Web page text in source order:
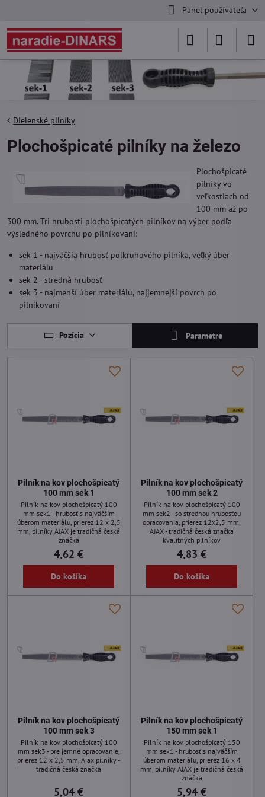
Panel používateľa
Dielenské pilníky
Plochošpicaté pilníky na železo
Plochošpicaté
pilníky vo
veľkostiach od
100 mm až po
300 mm. Tri hrubosti plochošpicatých pilníkov na výber podľa
výsledného povrchu po pilníkovaní:
sek 1 - najväčšia hrubosť polkruhového pilníka, veľký úber
materiálu
sek 2 - stredná hrubosť
sek 3 - najmenší úber materiálu, najjemnejší povrch po
pilníkovaní
Pozícia Parametre
Pilník na kov plochošpicatý
100 mm sek 1
Pilník na kov plochošpicatý 100
mm sek1 - hrubosť s najväčším
úberom materiálu, prierez 12 x 2,5
mm, pilníky AJAX je tradičná česká
značka
4,62 €
Do košíka
Pilník na kov plochošpicatý
100 mm sek 2
Pilník na kov plochošpicatý 100
mm sek2 - so strednou hrubosťou
opracovania, prierez 12x2,5 mm,
AJAX - tradičná česká značka
kvalitných pilníkov
4,83 €
Do košíka
Pilník na kov plochošpicatý
100 mm sek 3
Pilník na kov plochošpicatý 100
mm sek3 - pre jemné opracovanie,
prierez 12 x 2,5 mm, Ajax pilníky -
tradičná česká značka
5,04 €
Pilník na kov plochošpicatý
150 mm sek 1
Pilník na kov plochošpicatý 150
mm sek1 - hrubosť s najväčším
úberom materiálu, prierez 16 x 4
mm, pilníky AJAX je tradičná česká
značka
5,94 €